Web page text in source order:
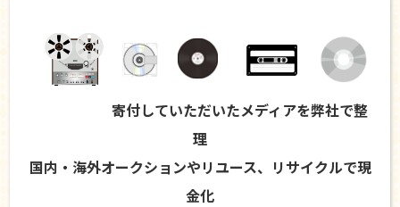
寄付していただいたメディアを弊社で整
理
国内・海外オークションやリユース、リサイクルで現
金化